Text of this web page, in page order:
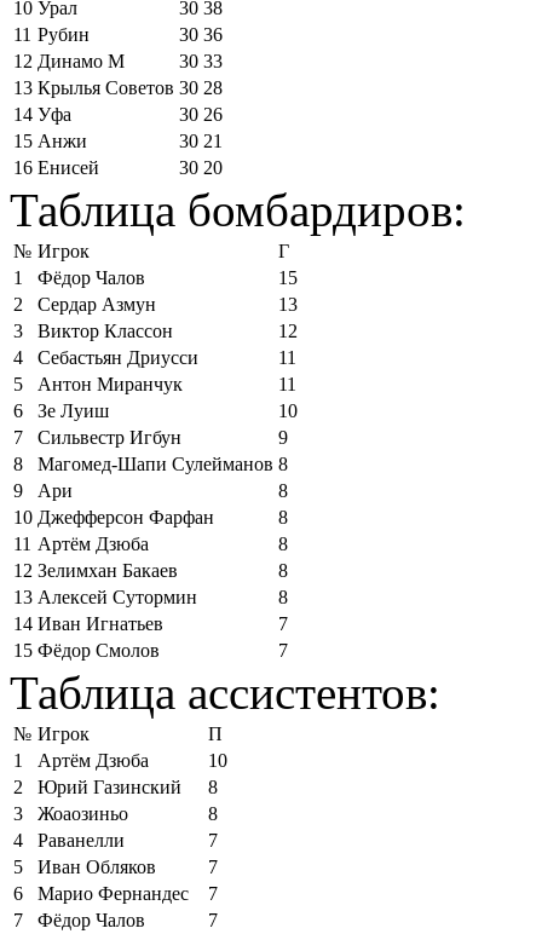
10 Урал 30 38
11 Рубин 30 36
12 Динамо М 30 33
13 Крылья Советов 30 28
14 Уфа 30 26
15 Анжи 30 21
16 Енисей 30 20
Таблица бомбардиров:
№ Игрок
Г
1
Фёдор Чалов
15
2
Сердар Азмун
13
3
Виктор Классон
12
4
Себастьян Дриусси
11
5
Антон Миранчук
11
6
Зе Луиш
10
7
Сильвестр Игбун
9
8
Магомед-Шапи Сулейманов 8
9
Ари
8
10 Джефферсон Фарфан
8
11 Артём Дзюба
8
12 Зелимхан Бакаев
8
13 Алексей Сутормин
8
14 Иван Игнатьев
7
15 Фёдор Смолов 7
Таблица ассистентов:
№ Игрок
П
1
Артём Дзюба
10
2
Юрий Газинский
8
3
Жоаозиньо
8
4
Раванелли
7
5
Иван Обляков
7
6
Марио Фернандес
7
7
Фёдор Чалов
7